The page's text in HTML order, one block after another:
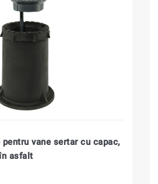
vane sertar cu capac,
asfalt